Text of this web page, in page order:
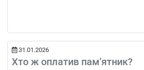
31.01.2026
Хто ж оплатив пам’ятник?